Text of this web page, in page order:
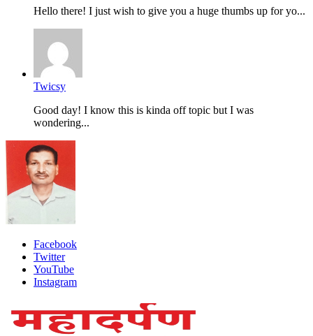
Hello there! I just wish to give you a huge thumbs up for yo...
Twicsy
Good day! I know this is kinda off topic but I was
wondering...
Facebook
Twitter
YouTube
Instagram